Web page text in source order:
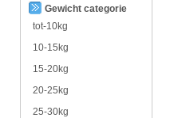
Gewicht categorie
tot-10kg
10-15kg
15-20kg
20-25kg
25-30kg